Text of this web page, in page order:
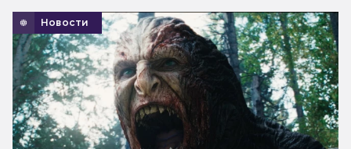
Новости